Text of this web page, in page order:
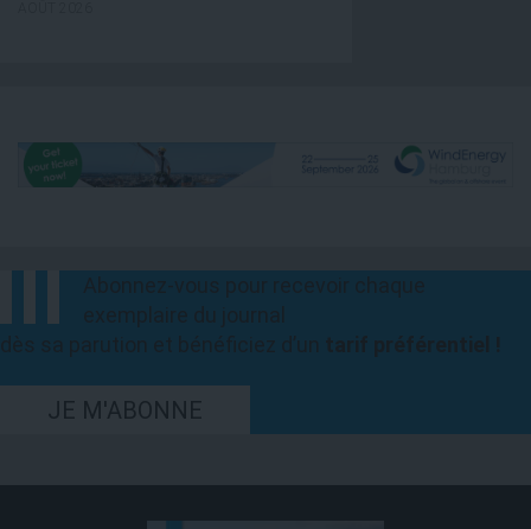
JE M'ABONNE